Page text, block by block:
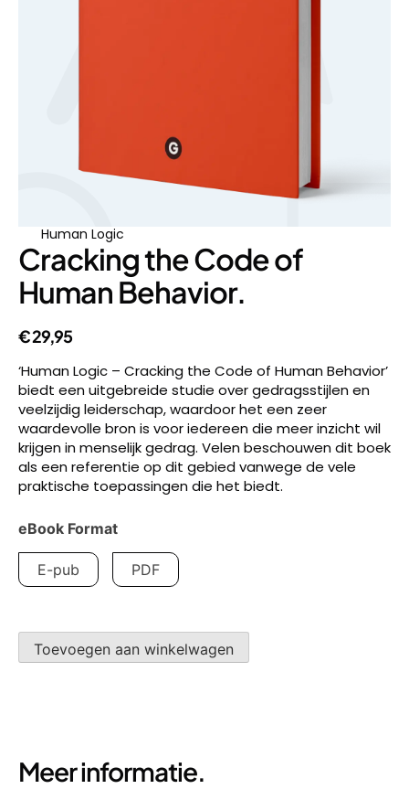
Human Logic
Cracking the Code of
Human Behavior.
€29,95
‘Human Logic – Cracking the Code of Human Behavior’
biedt een uitgebreide studie over gedragsstijlen en
veelzijdig leiderschap, waardoor het een zeer
waardevolle bron is voor iedereen die meer inzicht wil
krijgen in menselijk gedrag. Velen beschouwen dit boek
als een referentie op dit gebied vanwege de vele
praktische toepassingen die het biedt.
eBook Format
E-pub PDF
Cracking
the
aantal
Toevoegen aan winkelwagen
Meer informatie.